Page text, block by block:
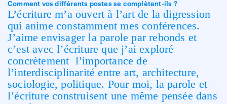
Comment vos différents postes se complètent-ils ?
L’écriture m’a ouvert à l’art de la digression
qui anime constamment mes conférences.
J’aime envisager la parole par rebonds et
c’est avec l’écriture que j’ai exploré
concrètement l’importance de
l’interdisciplinarité entre art, architecture,
sociologie, politique. Pour moi, la parole et
l’écriture construisent une même pensée dans